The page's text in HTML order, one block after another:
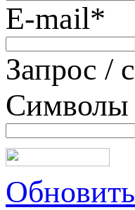
E-mail*
Запрос /
Символы